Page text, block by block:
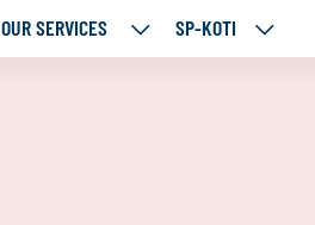
OUR SERVICES
OUR
SP-KOTI
SP-